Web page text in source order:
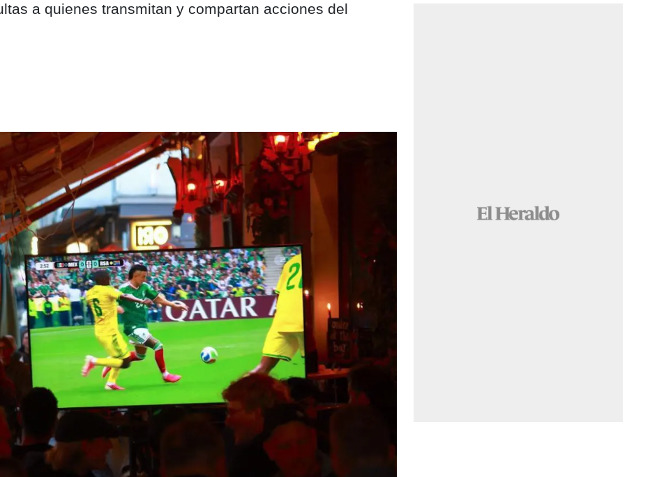
a quienes transmitan y compartan acciones del